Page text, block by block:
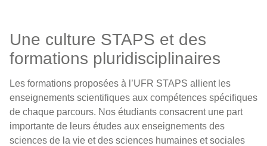
Une culture STAPS et des
formations pluridisciplinaires
Les formations proposées à l’UFR STAPS allient les
enseignements scientifiques aux compétences spécifiques
de chaque parcours. Nos étudiants consacrent une part
importante de leurs études aux enseignements des
sciences de la vie et des sciences humaines et sociales